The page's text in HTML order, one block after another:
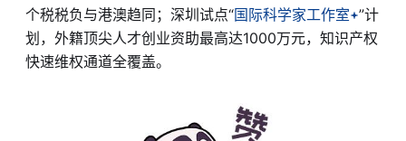
个税税负与港澳趋同；深圳试点“国际科学家工作室 ”计
划，外籍顶尖人才创业资助最高达1000万元，知识产权
快速维权通道全覆盖。